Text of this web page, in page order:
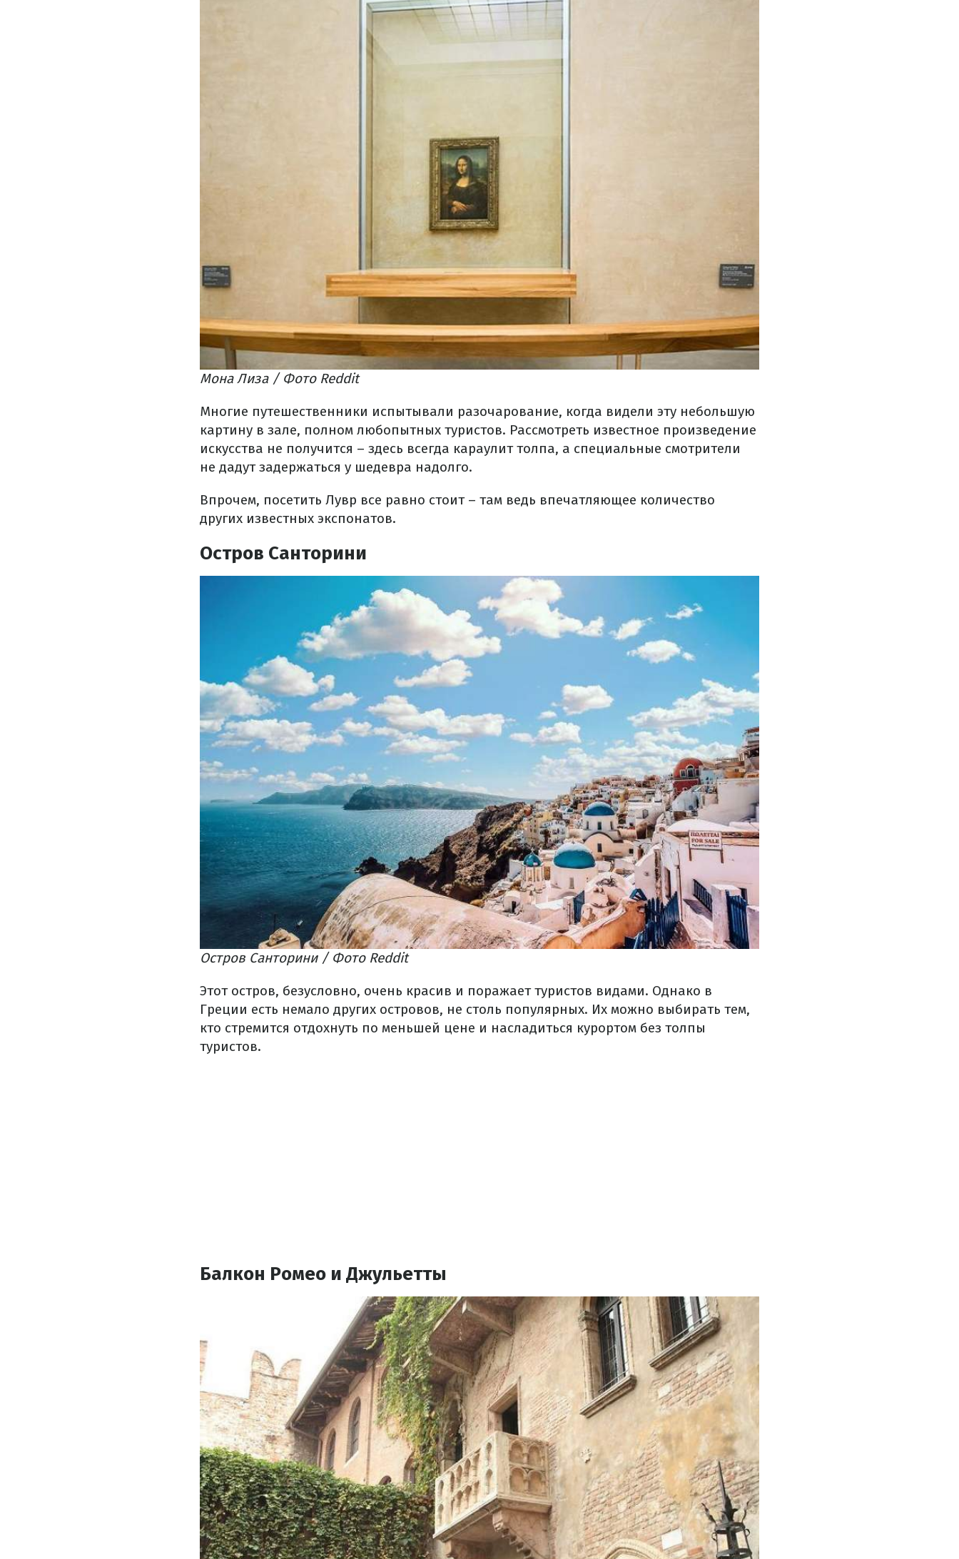
Мона Лиза / Фото Reddit
Многие путешественники испытывали разочарование, когда видели эту небольшую
картину в зале, полном любопытных туристов. Рассмотреть известное произведение
искусства не получится – здесь всегда караулит толпа, а специальные смотрители
не дадут задержаться у шедевра надолго.
Впрочем, посетить Лувр все равно стоит – там ведь впечатляющее количество
других известных экспонатов.
Остров Санторини
Остров Санторини / Фото Reddit
Этот остров, безусловно, очень красив и поражает туристов видами. Однако в
Греции есть немало других островов, не столь популярных. Их можно выбирать тем,
кто стремится отдохнуть по меньшей цене и насладиться курортом без толпы
туристов.
Балкон Ромео и Джульетты